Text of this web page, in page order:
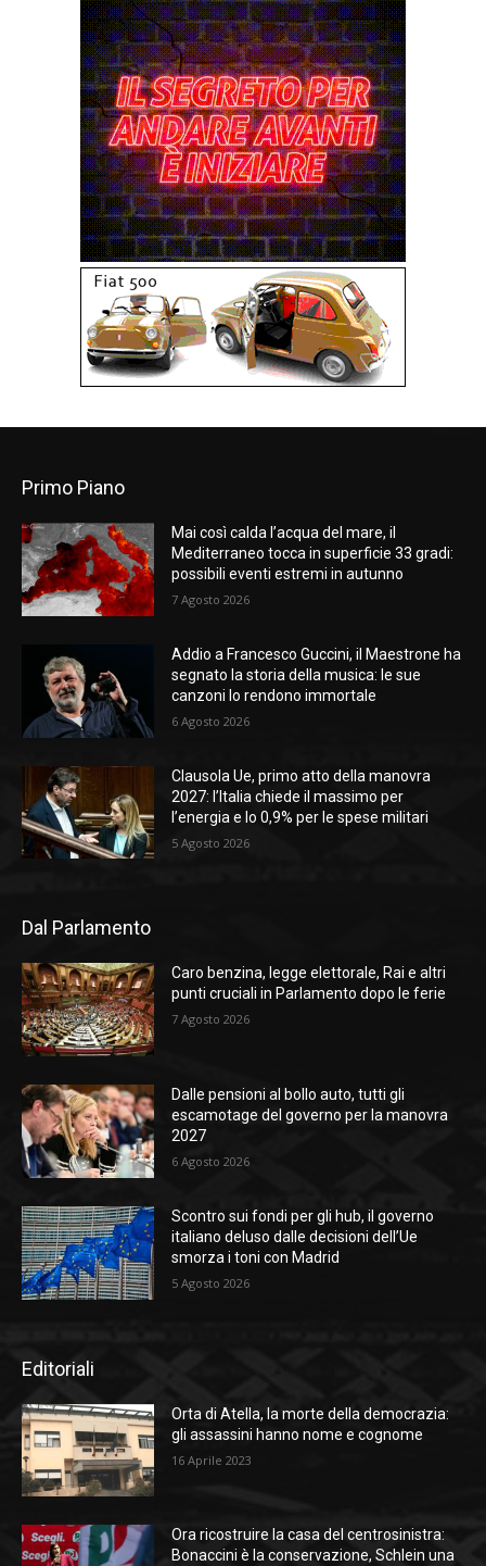
Primo Piano
Mai così calda l’acqua del mare, il
Mediterraneo tocca in superficie 33 gradi:
possibili eventi estremi in autunno
7 Agosto 2026
Addio a Francesco Guccini, il Maestrone ha
segnato la storia della musica: le sue
canzoni lo rendono immortale
6 Agosto 2026
Clausola Ue, primo atto della manovra
2027: l’Italia chiede il massimo per
l’energia e lo 0,9% per le spese militari
5 Agosto 2026
Dal Parlamento
Caro benzina, legge elettorale, Rai e altri
punti cruciali in Parlamento dopo le ferie
7 Agosto 2026
Dalle pensioni al bollo auto, tutti gli
escamotage del governo per la manovra
2027
6 Agosto 2026
Scontro sui fondi per gli hub, il governo
italiano deluso dalle decisioni dell’Ue
smorza i toni con Madrid
5 Agosto 2026
Editoriali
Orta di Atella, la morte della democrazia:
gli assassini hanno nome e cognome
16 Aprile 2023
Ora ricostruire la casa del centrosinistra:
Bonaccini è la conservazione, Schlein una